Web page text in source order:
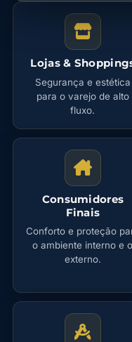
Lojas &
Segurança e estética
para o varejo de alto
fluxo.
Consumidores
Finais
Conforto e proteção
o ambiente interno e o
externo.